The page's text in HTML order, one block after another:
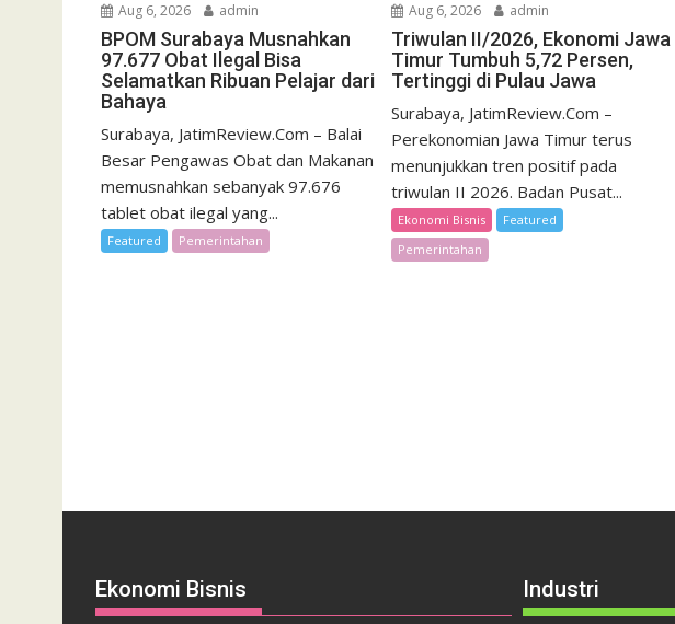
Aug 6, 2026 admin
BPOM Surabaya Musnahkan
97.677 Obat Ilegal Bisa
Selamatkan Ribuan Pelajar dari
Bahaya
Surabaya, JatimReview.Com – Balai
Besar Pengawas Obat dan Makanan
memusnahkan sebanyak 97.676
tablet obat ilegal yang...
Featured Pemerintahan
Aug 6, 2026 admin
Triwulan II/2026, Ekonomi Jawa
Timur Tumbuh 5,72 Persen,
Tertinggi di Pulau Jawa
Surabaya, JatimReview.Com –
Perekonomian Jawa Timur terus
menunjukkan tren positif pada
triwulan II 2026. Badan Pusat...
Ekonomi Bisnis
Featured
Pemerintahan
Ekonomi Bisnis Industri